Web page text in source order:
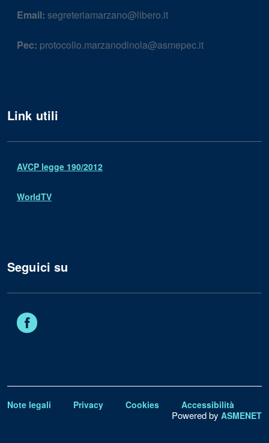
Email: segreteriamarzano@libero.it
Pec: protocollo.marzanodinola@asmepec.it
Link utili
AVCP legge 190/2012
WorldTV
Seguici su
Note legali Privacy Cookies Accessibilità
Powered by ASMENET